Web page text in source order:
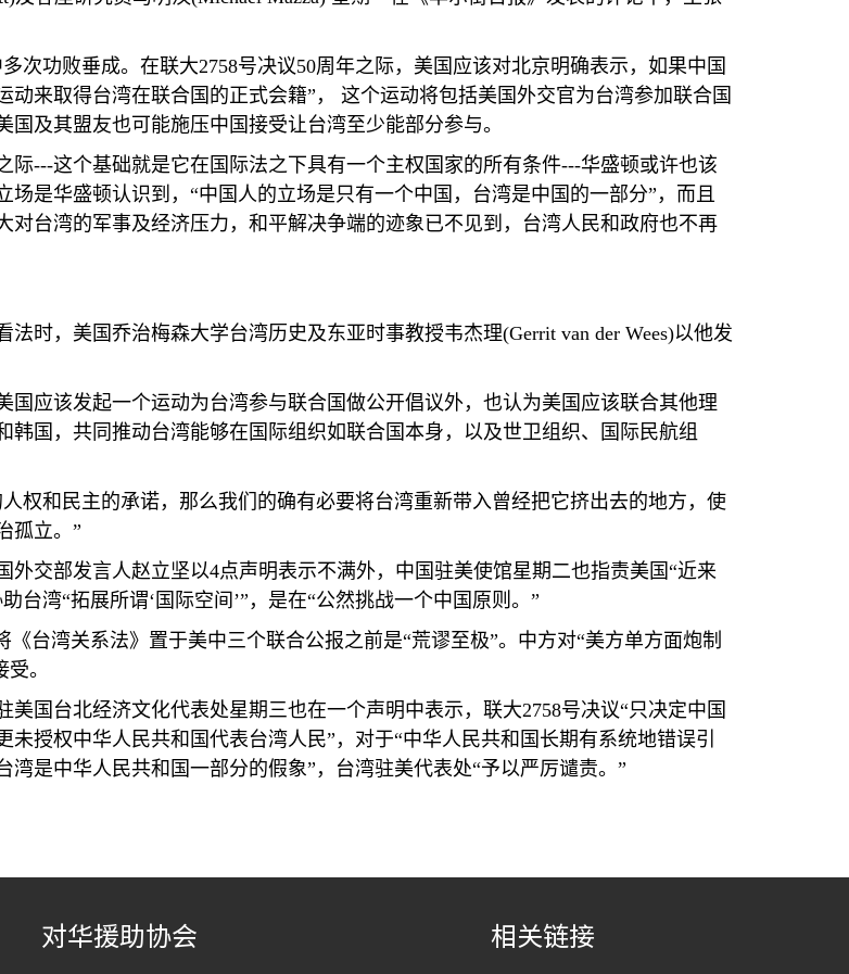
次功败垂成。在联大2758号决议50周年之际，美国应该对北京明确表示，如果中国
来取得台湾在联合国的正式会籍”， 这个运动将包括美国外交官为台湾参加联合国
及其盟友也可能施压中国接受让台湾至少能部分参与。
际---这个基础就是它在国际法之下具有一个主权国家的所有条件---华盛顿或许也该
是华盛顿认识到，“中国人的立场是只有一个中国，台湾是中国的一部分”，而且
台湾的军事及经济压力，和平解决争端的迹象已不见到，台湾人民和政府也不再
时，美国乔治梅森大学台湾历史及东亚时事教授韦杰理(Gerrit van der Wees)以他发
应该发起一个运动为台湾参与联合国做公开倡议外，也认为美国应该联合其他理
国，共同推动台湾能够在国际组织如联合国本身，以及世卫组织、国际民航组
权和民主的承诺，那么我们的确有必要将台湾重新带入曾经把它挤出去的地方，使
孤立。”
外交部发言人赵立坚以4点声明表示不满外，中国驻美使馆星期二也指责美国“近来
湾“拓展所谓‘国际空间’”，是在“公然挑战一个中国原则。”
台湾关系法》置于美中三个联合公报之前是“荒谬至极”。中方对“美方单方面炮制
。
国台北经济文化代表处星期三也在一个声明中表示，联大2758号决议“只决定中国
授权中华人民共和国代表台湾人民”，对于“中华人民共和国长期有系统地错误引
是中华人民共和国一部分的假象”，台湾驻美代表处“予以严厉谴责。”
对华援助协会 相关链接